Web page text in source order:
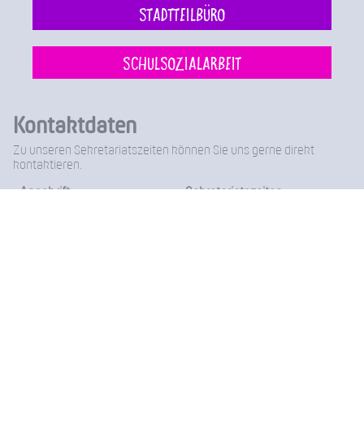
Stadtteilbüro
Schulsozialarbeit
Kontaktdaten
Zu unseren Sekretariatszeiten können Sie uns gerne direkt
kontaktieren.
Anschrift Sekretariatszeiten